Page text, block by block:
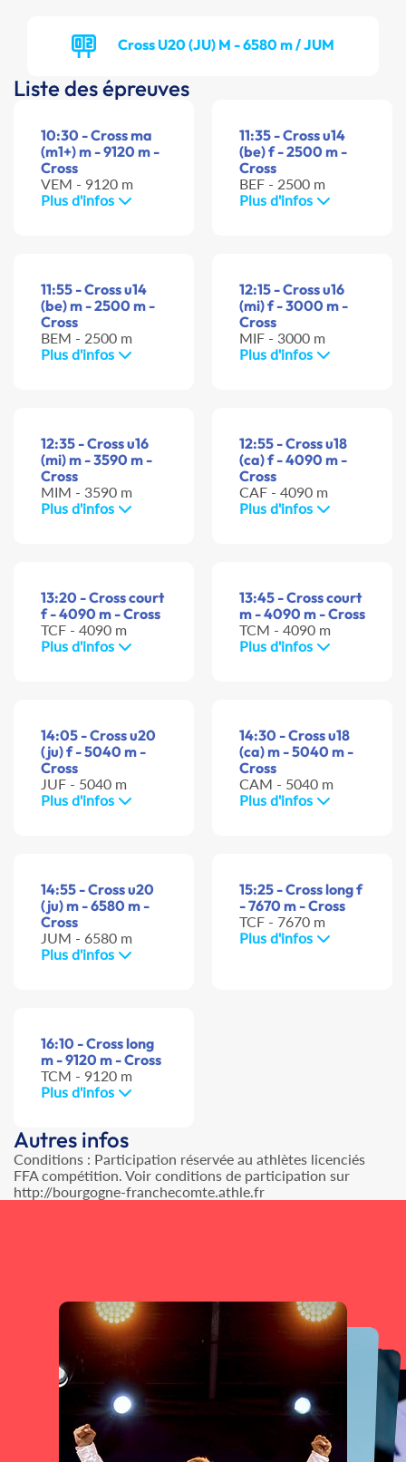
Cross U20 (JU) M - 6580 m / JUM
Liste des épreuves
10:30 - Cross ma
(m1+) m - 9120 m -
Cross
VEM - 9120 m
Plus d'infos
11:35 - Cross u14
(be) f - 2500 m -
Cross
BEF - 2500 m
Plus d'infos
11:55 - Cross u14
(be) m - 2500 m -
Cross
BEM - 2500 m
Plus d'infos
12:15 - Cross u16
(mi) f - 3000 m -
Cross
MIF - 3000 m
Plus d'infos
12:35 - Cross u16
(mi) m - 3590 m -
Cross
MIM - 3590 m
Plus d'infos
12:55 - Cross u18
(ca) f - 4090 m -
Cross
CAF - 4090 m
Plus d'infos
13:20 - Cross court
f - 4090 m - Cross
TCF - 4090 m
Plus d'infos
13:45 - Cross court
m - 4090 m - Cross
TCM - 4090 m
Plus d'infos
14:05 - Cross u20
(ju) f - 5040 m -
Cross
JUF - 5040 m
Plus d'infos
14:30 - Cross u18
(ca) m - 5040 m -
Cross
CAM - 5040 m
Plus d'infos
14:55 - Cross u20
(ju) m - 6580 m -
Cross
JUM - 6580 m
Plus d'infos
15:25 - Cross long f
- 7670 m - Cross
TCF - 7670 m
Plus d'infos
16:10 - Cross long
m - 9120 m - Cross
TCM - 9120 m
Plus d'infos
Autres infos
Conditions : Participation réservée au athlètes licenciés
FFA compétition. Voir conditions de participation sur
http://bourgogne-franchecomte.athle.fr